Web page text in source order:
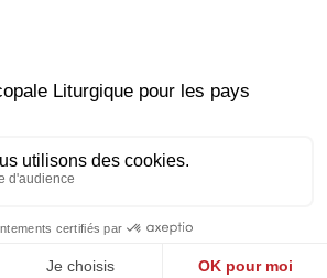
Seigneur, car tu m'as exaucé :
nos yeux et nous fortifie dans